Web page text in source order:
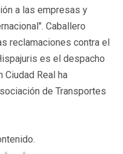
a las empresas y
Caballero
reclamaciones contra el
es el despacho
Ciudad Real ha
de Transportes